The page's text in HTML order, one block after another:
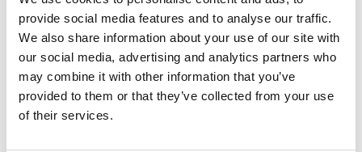
provide social media features and to analyse our traffic.
We also share information about your use of our site with
our social media, advertising and analytics partners who
may combine it with other information that you’ve
provided to them or that they’ve collected from your use
of their services.
PDF Monteringsanvisning
MA1004 (EN) Footplate
PDF Monteringsanvisning